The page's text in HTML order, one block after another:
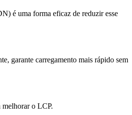
é uma forma eficaz de reduzir esse
garante carregamento mais rápido sem
melhorar o LCP.